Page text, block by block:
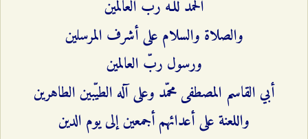
الحمد للـه ربّ العالمين
والصلاة والسلام على أشرف المرسلين
ورسول ربّ العالمين
أبي القاسم المصطفى محمّد وعلى آله الطيّبين الطاهرين
واللعنة على أعدائهم أجمعين إلى يوم الدين